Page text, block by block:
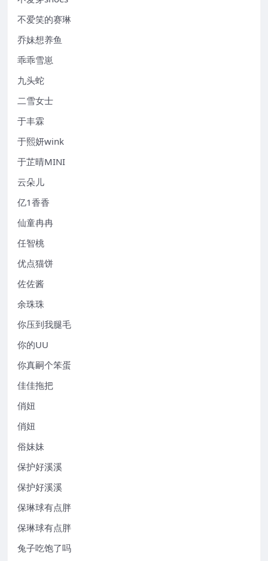
不爱笑的赛琳
乔妹想养鱼
乖乖雪崽
九头蛇
二雪女士
于丰霖
于熙妍wink
于芷晴MINI
云朵儿
亿1香香
仙童冉冉
任智桃
优点猫饼
佐佐酱
余珠珠
你压到我腿毛
你的UU
你真嗣个笨蛋
佳佳拖把
俏妞
俏妞
俗妹妹
保护好溪溪
保护好溪溪
保琳球有点胖
保琳球有点胖
兔子吃饱了吗